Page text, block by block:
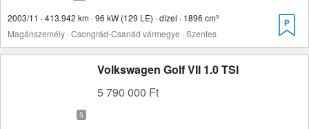
2003/11 · 413.942 km · 96 kW (129 LE) · dízel · 1896 cm³
Magánszemély · Csongrád-Csanád vármegye · Szentes
Volkswagen Golf VII 1.0 TSI
5 790 000 Ft